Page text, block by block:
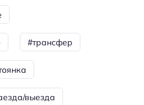
#трансфер
выезда